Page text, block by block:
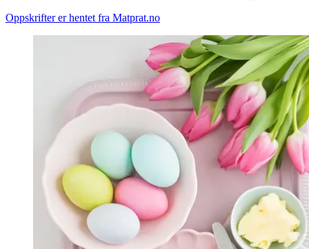
Oppskrifter er hentet fra Matprat.no